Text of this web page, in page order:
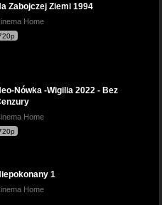
Zabojczej Ziemi 1994
Home
Nówka -Wigilia 2022 - Bez
Home
1
Home